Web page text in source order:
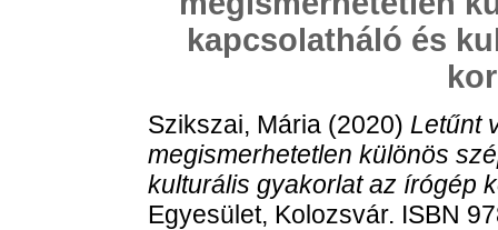
kapcsolatháló és
Szikszai, Mária (2020) Letűnt
megismerhetetlen különös
kulturális gyakorlat az írógép
Egyesület, Kolozsvár. ISBN